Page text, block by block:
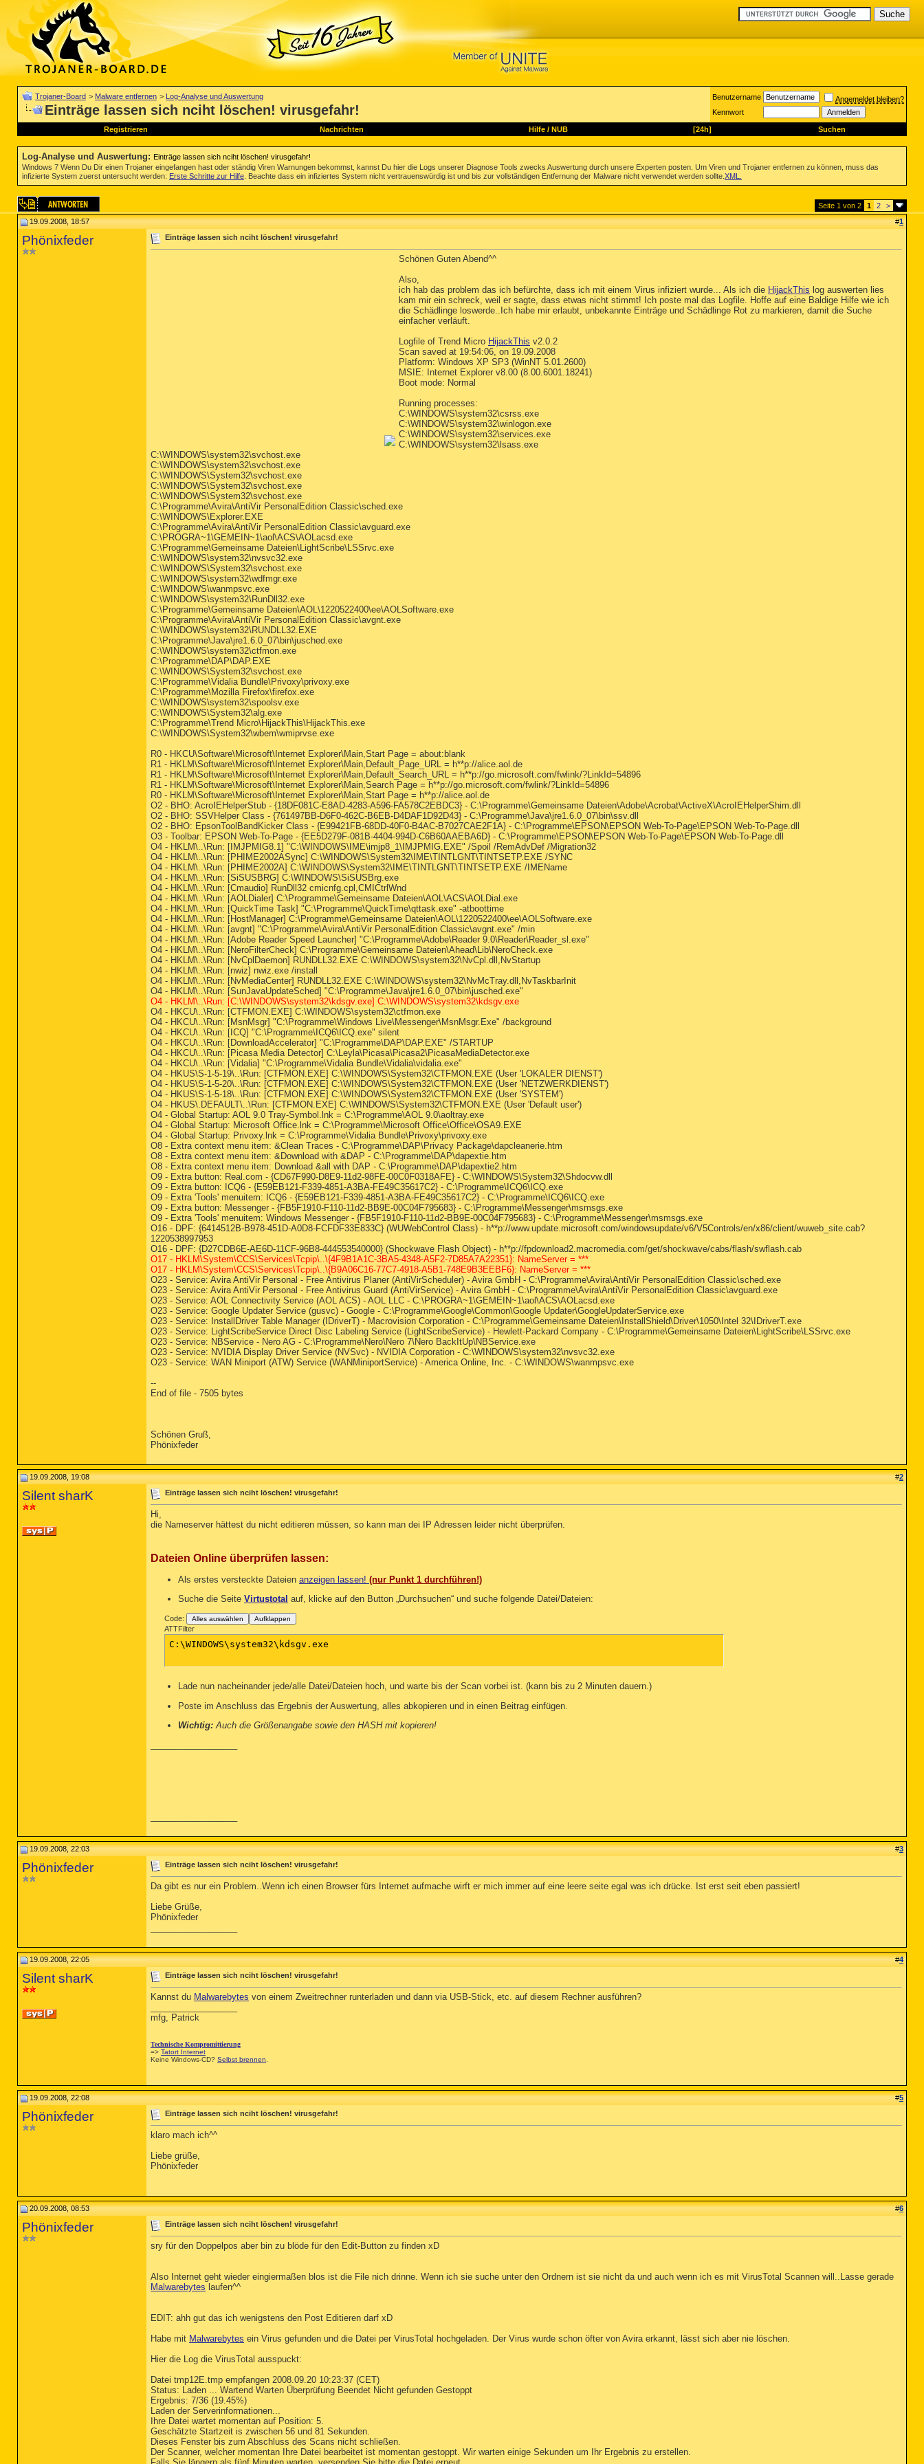
Trojaner-Board > Malware entfernen > Log-Analyse und Auswertung
Einträge lassen sich nciht löschen! virusgefahr!
Benutzername
Angemeldet bleiben?
Kennwort
Registrieren Nachrichten Hilfe/ NUB [24h] Suchen
Log-Analyse und Auswertung: Einträge lassen sich nciht löschen! virusgefahr!
Windows 7 Wenn Du Dir einen Trojaner eingefangen hast oder ständig Viren Warnungen bekommst, kannst Du hier die Logs unserer Diagnose Tools zwecks Auswertung durch unsere Experten posten. Um Viren und Trojaner entfernen zu können, muss das
infizierte System zuerst untersucht werden: Erste Schritte zur Hilfe . Beachte dass ein infiziertes System nicht vertrauenswürdig ist und bis zur vollständigen Entfernung der Malware nicht verwendet werden sollte. XML
Seite 1 von 2 1 2
>
19.09.2008, 18:57
#1
Phönixfeder Einträge lassen sich nciht löschen! virusgefahr!
Schönen Guten Abend^^
Also,
ich hab das problem das ich befürchte, dass ich mit einem Virus infiziert wurde... Als ich die HijackThis log auswerten lies
kam mir ein schreck, weil er sagte, dass etwas nicht stimmt! Ich poste mal das Logfile. Hoffe auf eine Baldige Hilfe wie ich
die Schädlinge loswerde..Ich habe mir erlaubt, unbekannte Einträge und Schädlinge Rot zu markieren, damit die Suche
einfacher verläuft.
Logfile of Trend Micro HijackThis v2.0.2
Scan saved at 19:54:06, on 19.09.2008
Platform: Windows XP SP3 (WinNT 5.01.2600)
MSIE: Internet Explorer v8.00 (8.00.6001.18241)
Boot mode: Normal
Running processes:
C:\WINDOWS\system32\csrss.exe
C:\WINDOWS\system32\winlogon.exe
C:\WINDOWS\system32\services.exe
C:\WINDOWS\system32\lsass.exe
C:\WINDOWS\system32\svchost.exe
C:\WINDOWS\system32\svchost.exe
C:\WINDOWS\System32\svchost.exe
C:\WINDOWS\System32\svchost.exe
C:\WINDOWS\System32\svchost.exe
C:\Programme\Avira\AntiVir PersonalEdition Classic\sched.exe
C:\WINDOWS\Explorer.EXE
C:\Programme\Avira\AntiVir PersonalEdition Classic\avguard.exe
C:\PROGRA~1\GEMEIN~1\aol\ACS\AOLacsd.exe
C:\Programme\Gemeinsame Dateien\LightScribe\LSSrvc.exe
C:\WINDOWS\system32\nvsvc32.exe
C:\WINDOWS\System32\svchost.exe
C:\WINDOWS\system32\wdfmgr.exe
C:\WINDOWS\wanmpsvc.exe
C:\WINDOWS\system32\RunDll32.exe
C:\Programme\Gemeinsame Dateien\AOL\1220522400\ee\AOLSoftware.exe
C:\Programme\Avira\AntiVir PersonalEdition Classic\avgnt.exe
C:\WINDOWS\system32\RUNDLL32.EXE
C:\Programme\Java\jre1.6.0_07\bin\jusched.exe
C:\WINDOWS\system32\ctfmon.exe
C:\Programme\DAP\DAP.EXE
C:\WINDOWS\System32\svchost.exe
C:\Programme\Vidalia Bundle\Privoxy\privoxy.exe
C:\Programme\Mozilla Firefox\firefox.exe
C:\WINDOWS\system32\spoolsv.exe
C:\WINDOWS\System32\alg.exe
C:\Programme\Trend Micro\HijackThis\HijackThis.exe
C:\WINDOWS\System32\wbem\wmiprvse.exe
R0 - HKCU\Software\Microsoft\Internet Explorer\Main,Start Page = about:blank
R1 - HKLM\Software\Microsoft\Internet Explorer\Main,Default_Page_URL = h**p://alice.aol.de
R1 - HKLM\Software\Microsoft\Internet Explorer\Main,Default_Search_URL = h**p://go.microsoft.com/fwlink/?LinkId=54896
R1 - HKLM\Software\Microsoft\Internet Explorer\Main,Search Page = h**p://go.microsoft.com/fwlink/?LinkId=54896
R0 - HKLM\Software\Microsoft\Internet Explorer\Main,Start Page = h**p://alice.aol.de
O2 - BHO: AcroIEHelperStub - {18DF081C-E8AD-4283-A596-FA578C2EBDC3} - C:\Programme\Gemeinsame Dateien\Adobe\Acrobat\ActiveX\AcroIEHelperShim.dll
O2 - BHO: SSVHelper Class - {761497BB-D6F0-462C-B6EB-D4DAF1D92D43} - C:\Programme\Java\jre1.6.0_07\bin\ssv.dll
O2 - BHO: EpsonToolBandKicker Class - {E99421FB-68DD-40F0-B4AC-B7027CAE2F1A} - C:\Programme\EPSON\EPSON Web-To-Page\EPSON Web-To-Page.dll
O3 - Toolbar: EPSON Web-To-Page - {EE5D279F-081B-4404-994D-C6B60AAEBA6D} - C:\Programme\EPSON\EPSON Web-To-Page\EPSON Web-To-Page.dll
O4 - HKLM\..\Run: [IMJPMIG8.1] "C:\WINDOWS\IME\imjp8_1\IMJPMIG.EXE" /Spoil /RemAdvDef /Migration32
O4 - HKLM\..\Run: [PHIME2002ASync] C:\WINDOWS\System32\IME\TINTLGNT\TINTSETP.EXE /SYNC
O4 - HKLM\..\Run: [PHIME2002A] C:\WINDOWS\System32\IME\TINTLGNT\TINTSETP.EXE /IMEName
O4 - HKLM\..\Run: [SiSUSBRG] C:\WINDOWS\SiSUSBrg.exe
O4 - HKLM\..\Run: [Cmaudio] RunDll32 cmicnfg.cpl,CMICtrlWnd
O4 - HKLM\..\Run: [AOLDialer] C:\Programme\Gemeinsame Dateien\AOL\ACS\AOLDial.exe
O4 - HKLM\..\Run: [QuickTime Task] "C:\Programme\QuickTime\qttask.exe" -atboottime
O4 - HKLM\..\Run: [HostManager] C:\Programme\Gemeinsame Dateien\AOL\1220522400\ee\AOLSoftware.exe
O4 - HKLM\..\Run: [avgnt] "C:\Programme\Avira\AntiVir PersonalEdition Classic\avgnt.exe" /min
O4 - HKLM\..\Run: [Adobe Reader Speed Launcher] "C:\Programme\Adobe\Reader 9.0\Reader\Reader_sl.exe"
O4 - HKLM\..\Run: [NeroFilterCheck] C:\Programme\Gemeinsame Dateien\Ahead\Lib\NeroCheck.exe
O4 - HKLM\..\Run: [NvCplDaemon] RUNDLL32.EXE C:\WINDOWS\system32\NvCpl.dll,NvStartup
O4 - HKLM\..\Run: [nwiz] nwiz.exe /install
O4 - HKLM\..\Run: [NvMediaCenter] RUNDLL32.EXE C:\WINDOWS\system32\NvMcTray.dll,NvTaskbarInit
O4 - HKLM\..\Run: [SunJavaUpdateSched] "C:\Programme\Java\jre1.6.0_07\bin\jusched.exe"
O4 - HKLM\..\Run: [C:\WINDOWS\system32\kdsgv.exe] C:\WINDOWS\system32\kdsgv.exe
O4 - HKCU\..\Run: [CTFMON.EXE] C:\WINDOWS\system32\ctfmon.exe
O4 - HKCU\..\Run: [MsnMsgr] "C:\Programme\Windows Live\Messenger\MsnMsgr.Exe" /background
O4 - HKCU\..\Run: [ICQ] "C:\Programme\ICQ6\ICQ.exe" silent
O4 - HKCU\..\Run: [DownloadAccelerator] "C:\Programme\DAP\DAP.EXE" /STARTUP
O4 - HKCU\..\Run: [Picasa Media Detector] C:\Leyla\Picasa\Picasa2\PicasaMediaDetector.exe
O4 - HKCU\..\Run: [Vidalia] "C:\Programme\Vidalia Bundle\Vidalia\vidalia.exe"
O4 - HKUS\S-1-5-19\..\Run: [CTFMON.EXE] C:\WINDOWS\System32\CTFMON.EXE (User 'LOKALER DIENST')
O4 - HKUS\S-1-5-20\..\Run: [CTFMON.EXE] C:\WINDOWS\System32\CTFMON.EXE (User 'NETZWERKDIENST')
O4 - HKUS\S-1-5-18\..\Run: [CTFMON.EXE] C:\WINDOWS\System32\CTFMON.EXE (User 'SYSTEM')
O4 - HKUS\.DEFAULT\..\Run: [CTFMON.EXE] C:\WINDOWS\System32\CTFMON.EXE (User 'Default user')
O4 - Global Startup: AOL 9.0 Tray-Symbol.lnk = C:\Programme\AOL 9.0\aoltray.exe
O4 - Global Startup: Microsoft Office.lnk = C:\Programme\Microsoft Office\Office\OSA9.EXE
O4 - Global Startup: Privoxy.lnk = C:\Programme\Vidalia Bundle\Privoxy\privoxy.exe
O8 - Extra context menu item: &Clean Traces - C:\Programme\DAP\Privacy Package\dapcleanerie.htm
O8 - Extra context menu item: &Download with &DAP - C:\Programme\DAP\dapextie.htm
O8 - Extra context menu item: Download &all with DAP - C:\Programme\DAP\dapextie2.htm
O9 - Extra button: Real.com - {CD67F990-D8E9-11d2-98FE-00C0F0318AFE} - C:\WINDOWS\System32\Shdocvw.dll
O9 - Extra button: ICQ6 - {E59EB121-F339-4851-A3BA-FE49C35617C2} - C:\Programme\ICQ6\ICQ.exe
O9 - Extra 'Tools' menuitem: ICQ6 - {E59EB121-F339-4851-A3BA-FE49C35617C2} - C:\Programme\ICQ6\ICQ.exe
O9 - Extra button: Messenger - {FB5F1910-F110-11d2-BB9E-00C04F795683} - C:\Programme\Messenger\msmsgs.exe
O9 - Extra 'Tools' menuitem: Windows Messenger - {FB5F1910-F110-11d2-BB9E-00C04F795683} - C:\Programme\Messenger\msmsgs.exe
O16 - DPF: {6414512B-B978-451D-A0D8-FCFDF33E833C} (WUWebControl Class) - h**p://www.update.microsoft.com/windowsupdate/v6/V5Controls/en/x86/client/wuweb_site.cab?
1220538997953
O16 - DPF: {D27CDB6E-AE6D-11CF-96B8-444553540000} (Shockwave Flash Object) - h**p://fpdownload2.macromedia.com/get/shockwave/cabs/flash/swflash.cab
O17 - HKLM\System\CCS\Services\Tcpip\..\{4F9B1A1C-3BA5-4348-A5F2-7D85A7A22351}: NameServer = ***
O17 - HKLM\System\CCS\Services\Tcpip\..\{B9A06C16-77C7-4918-A5B1-748E9B3EEBF6}: NameServer = ***
O23 - Service: Avira AntiVir Personal - Free Antivirus Planer (AntiVirScheduler) - Avira GmbH - C:\Programme\Avira\AntiVir PersonalEdition Classic\sched.exe
O23 - Service: Avira AntiVir Personal - Free Antivirus Guard (AntiVirService) - Avira GmbH - C:\Programme\Avira\AntiVir PersonalEdition Classic\avguard.exe
O23 - Service: AOL Connectivity Service (AOL ACS) - AOL LLC - C:\PROGRA~1\GEMEIN~1\aol\ACS\AOLacsd.exe
O23 - Service: Google Updater Service (gusvc) - Google - C:\Programme\Google\Common\Google Updater\GoogleUpdaterService.exe
O23 - Service: InstallDriver Table Manager (IDriverT) - Macrovision Corporation - C:\Programme\Gemeinsame Dateien\InstallShield\Driver\1050\Intel 32\IDriverT.exe
O23 - Service: LightScribeService Direct Disc Labeling Service (LightScribeService) - Hewlett-Packard Company - C:\Programme\Gemeinsame Dateien\LightScribe\LSSrvc.exe
O23 - Service: NBService - Nero AG - C:\Programme\Nero\Nero 7\Nero BackItUp\NBService.exe
O23 - Service: NVIDIA Display Driver Service (NVSvc) - NVIDIA Corporation - C:\WINDOWS\system32\nvsvc32.exe
O23 - Service: WAN Miniport (ATW) Service (WANMiniportService) - America Online, Inc. - C:\WINDOWS\wanmpsvc.exe
--
End of file - 7505 bytes
Schönen Gruß,
Phönixfeder
19.09.2008, 19:08 #2
Silent sharK Einträge lassen sich nciht löschen! virusgefahr!
Hi,
die Nameserver hättest du nicht editieren müssen, so kann man dei IP Adressen leider nicht überprüfen.
Dateien Online überprüfen lassen:
Als erstes versteckte Dateien anzeigen lassen! (nur Punkt 1 durchführen!)
Suche die Seite Virtustotal auf, klicke auf den Button „Durchsuchen“ und suche folgende Datei/Dateien:
Code: Alles auswählen Aufklappen
ATTFilter
C:\WINDOWS\system32\kdsgv.exe
Lade nun nacheinander jede/alle Datei/Dateien hoch, und warte bis der Scan vorbei ist. (kann bis zu 2 Minuten dauern.)
Poste im Anschluss das Ergebnis der Auswertung, alles abkopieren und in einen Beitrag einfügen.
Wichtig: Auch die Größenangabe sowie den HASH mit kopieren!
19.09.2008, 22:03 #3
Phönixfeder Einträge lassen sich nciht löschen! virusgefahr!
Da gibt es nur ein Problem..Wenn ich einen Browser fürs Internet aufmache wirft er mich immer auf eine leere seite egal was ich drücke. Ist erst seit eben passiert!
Liebe Grüße,
Phönixfeder
19.09.2008, 22:05 #4
Silent sharK Einträge lassen sich nciht löschen! virusgefahr!
Kannst du Malwarebytes von einem Zweitrechner runterladen und dann via USB-Stick, etc. auf diesem Rechner ausführen?
mfg, Patrick
Technische Kompromittierung
=> Tatort Internet
Keine Windows-CD? Selbst brennen.
19.09.2008, 22:08 #5
Phönixfeder Einträge lassen sich nciht löschen! virusgefahr!
klaro mach ich^^
Liebe grüße,
Phönixfeder
20.09.2008, 08:53 #6
Phönixfeder Einträge lassen sich nciht löschen! virusgefahr!
sry für den Doppelpos aber bin zu blöde für den Edit-Button zu finden xD
Also Internet geht wieder eingiermaßen blos ist die File nich drinne. Wenn ich sie suche unter den Ordnern ist sie nicht da und auch wenn ich es mit VirusTotal Scannen will..Lasse gerade
Malwarebytes laufen^^
EDIT: ahh gut das ich wenigstens den Post Editieren darf xD
Habe mit Malwarebytes ein Virus gefunden und die Datei per VirusTotal hochgeladen. Der Virus wurde schon öfter von Avira erkannt, lässt sich aber nie löschen.
Hier die Log die VirusTotal ausspuckt:
Datei tmp12E.tmp empfangen 2008.09.20 10:23:37 (CET)
Status: Laden ... Wartend Warten Überprüfung Beendet Nicht gefunden Gestoppt
Ergebnis: 7/36 (19.45%)
Laden der Serverinformationen...
Ihre Datei wartet momentan auf Position: 5.
Geschätzte Startzeit is zwischen 56 und 81 Sekunden.
Dieses Fenster bis zum Abschluss des Scans nicht schließen.
Der Scanner, welcher momentan Ihre Datei bearbeitet ist momentan gestoppt. Wir warten einige Sekunden um Ihr Ergebnis zu erstellen.